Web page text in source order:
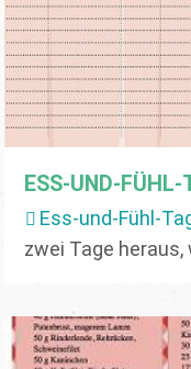
ESS-UND-FÜHL-
Ess-und-Fühl-
zwei Tage